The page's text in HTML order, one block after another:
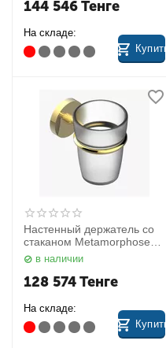
144 546Тенге
На складе:
Купить
Настенный держатель со
стаканом Metamorphose
G6B-F30-536 THG
в наличии
128 574Тенге
На складе:
Купить